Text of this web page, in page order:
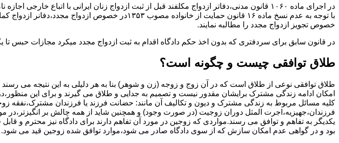
در اجرای ماده ۱۰۶۰ قانون مدنی،دفاتر ازدواج مکلفند قبل از ثبت ازدواج زنان ایرانی با اتباع خارجی اجازه نامه مخصوص دولت ( وزارت کشور ) را اخذ نمایند.
با توجه به عدم نسخ ماده ۱۶ قانون حمایت از خانواده
خصوص تجویز ازدواج مجدد را مطالبه نمایند.
در قانون سابق برای سردفتری که بدون اخذ حکم دادگاه اقدام به ثبت ازدواج مجدد میکرد مجازات
طلاق توافقی چیست و چگونه است؟
طلاق توافقی نوعی از طلاق است که در آن زوج و زوجه (زن و شوهر) بنا به هر دلیلی به این نتیجه می رسند
امکان ادامه زندگی مشترک برایشان مقدور نیست و تصمیم به جدایی و طلاق می گیرند و برای این منظور،در
کلیه مسائل مربوط به زندگی مشترک و دیون و تکالیف آن مانند: حضانت فرزند یا فرزندان مشترک،نفقه
فرزندان،جهیزیه،اجرت المثل دوران زوجیت (در صورت وجود) و همچنین شاید از همه چالش بر انگیزتر،در
یکدیگر به تفاهم و توافق می رسند.مواردی که زوجین در مورد آن تفاهم دارند برای دادگاه نیز محترم و قابل
بود و در گواهی عدم امکان سازش که از سوی دادگاه صادر می شود،موارد توافق شده زوجین قید می شود.